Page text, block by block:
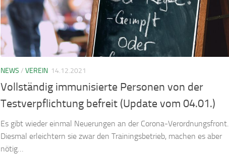
NEWS / VEREIN 14.12.2021
Vollständig immunisierte Personen von der
Testverpflichtung befreit (Update vom 04.01.)
Es gibt wieder einmal Neuerungen an der Corona-Verordnungsfront.
Diesmal erleichtern sie zwar den Trainingsbetrieb, machen es aber
nötig…